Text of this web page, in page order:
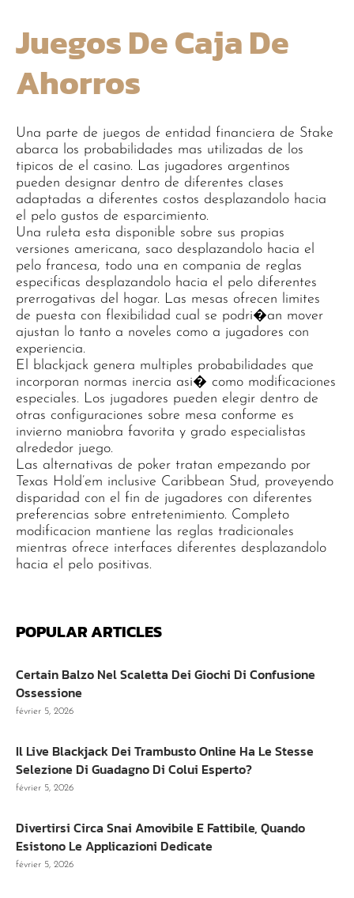
Juegos De Caja De
Ahorros
Una parte de juegos de entidad financiera de Stake
abarca los probabilidades mas utilizadas de los
tipicos de el casino. Las jugadores argentinos
pueden designar dentro de diferentes clases
adaptadas a diferentes costos desplazandolo hacia
el pelo gustos de esparcimiento.
Una ruleta esta disponible sobre sus propias
versiones americana, saco desplazandolo hacia el
pelo francesa, todo una en compania de reglas
especificas desplazandolo hacia el pelo diferentes
prerrogativas del hogar. Las mesas ofrecen limites
de puesta con flexibilidad cual se podri�an mover
ajustan lo tanto a noveles como a jugadores con
experiencia.
El blackjack genera multiples probabilidades que
incorporan normas inercia asi� como modificaciones
especiales. Los jugadores pueden elegir dentro de
otras configuraciones sobre mesa conforme es
invierno maniobra favorita y grado especialistas
alrededor juego.
Las alternativas de poker tratan empezando por
Texas Hold’em inclusive Caribbean Stud, proveyendo
disparidad con el fin de jugadores con diferentes
preferencias sobre entretenimiento. Completo
modificacion mantiene las reglas tradicionales
mientras ofrece interfaces diferentes desplazandolo
hacia el pelo positivas.
POPULAR ARTICLES
Certain Balzo Nel Scaletta Dei Giochi Di Confusione
Ossessione
février 5, 2026
Il Live Blackjack Dei Trambusto Online Ha Le Stesse
Selezione Di Guadagno Di Colui Esperto?
février 5, 2026
Divertirsi Circa Snai Amovibile E Fattibile, Quando
Esistono Le Applicazioni Dedicate
février 5, 2026